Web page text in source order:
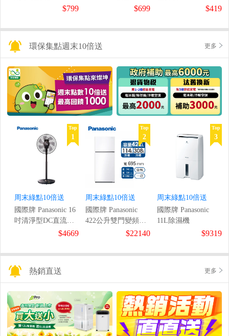
$799 $699 $419
環保集點週末10倍送 更多
Top
1
周末綠點10倍送
國際牌 Panasonic 16
吋清淨型DC直流風
$4669
Top
2
周末綠點10倍送
國際牌 Panasonic
422公升雙門變頻冰
$22140
Top
3
周末綠點10倍送
國際牌 Panasonic
11L除濕機
$9319
熱銷直送 更多